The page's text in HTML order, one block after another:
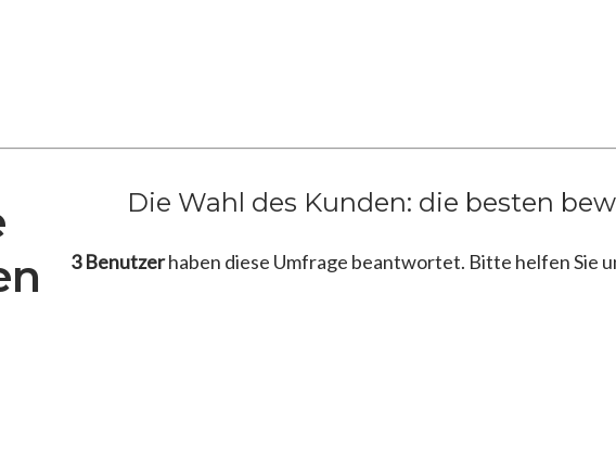
Die Wahl des Kunden: die besten
3 Benutzerhaben diese Umfrage beantwortet. Bitte helfen Sie